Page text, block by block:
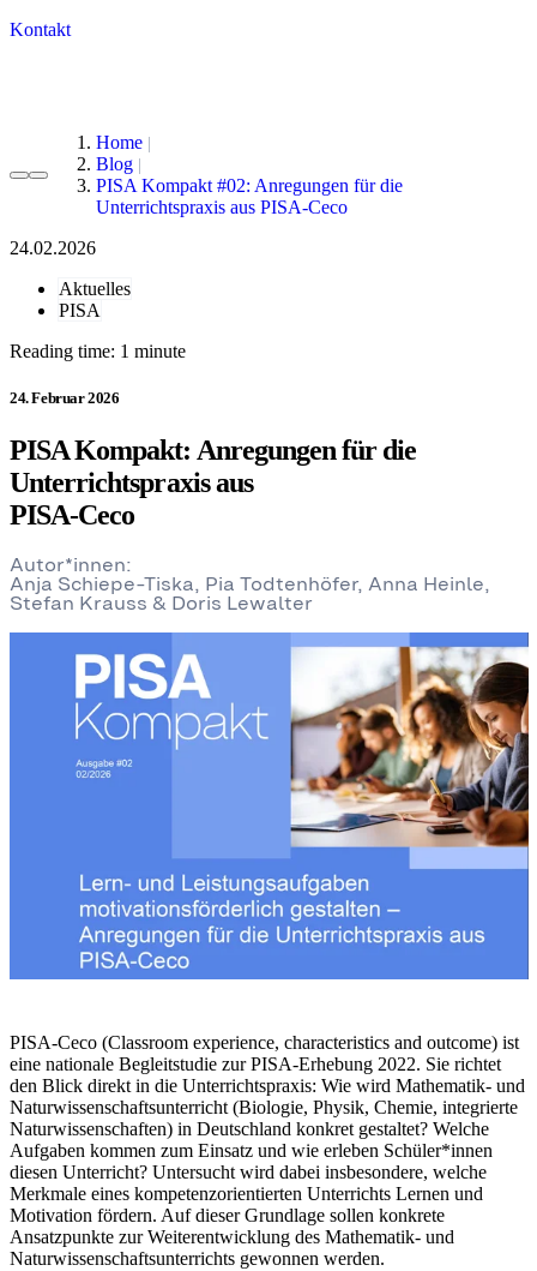
Kontakt
Home
Blog
PISA Kompakt #02: Anregungen für die
Unterrichtspraxis aus PISA-Ceco
24.02.2026
Aktuelles
PISA
Reading time:
24. Februar 2026
PISA Kompakt: Anregungen für die
Unterrichtspraxis aus
PISA-Ceco
Autor*innen:
Anja Schiepe-Tiska, Pia Todtenhöfer, Anna Heinle,
Stefan Krauss & Doris Lewalter
PISA-Ceco (Classroom experience, characteristics and outcome) ist
eine nationale Begleitstudie zur PISA-Erhebung 2022. Sie richtet
den Blick direkt in die Unterrichtspraxis: Wie wird Mathematik- und
Naturwissenschaftsunterricht (Biologie, Physik, Chemie, integrierte
Naturwissenschaften) in Deutschland konkret gestaltet? Welche
Aufgaben kommen zum Einsatz und wie erleben Schüler*innen
diesen Unterricht? Untersucht wird dabei insbesondere, welche
Merkmale eines kompetenzorientierten Unterrichts Lernen und
Motivation fördern. Auf dieser Grundlage sollen konkrete
Ansatzpunkte zur Weiterentwicklung des Mathematik- und
Naturwissenschaftsunterrichts gewonnen werden.